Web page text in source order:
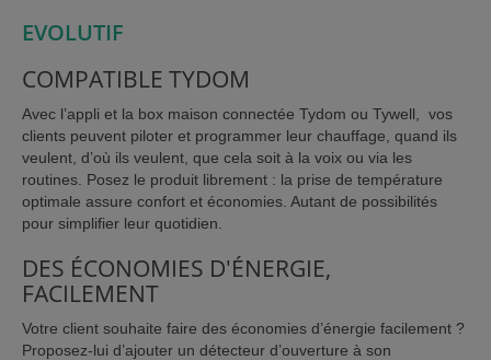
EVOLUTIF
COMPATIBLE TYDOM
Avec l’appli et la box maison connectée Tydom ou Tywell, vos
clients peuvent piloter et programmer leur chauffage, quand ils
veulent, d’où ils veulent, que cela soit à la voix ou via les
routines. Posez le produit librement : la prise de température
optimale assure confort et économies. Autant de possibilités
pour simplifier leur quotidien.
DES ÉCONOMIES D'ÉNERGIE,
FACILEMENT
Votre client souhaite faire des économies d’énergie facilement ?
Proposez-lui d’ajouter un détecteur d’ouverture à son